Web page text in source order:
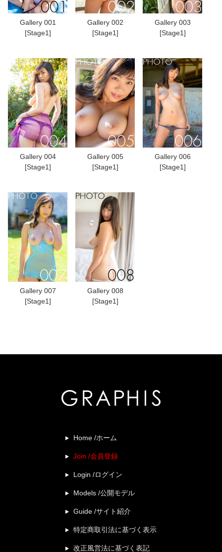
Gallery 001
[Stage1]
Gallery 002
[Stage1]
Gallery 003
[Stage1]
Gallery 004
[Stage1]
Gallery 005
[Stage1]
Gallery 006
[Stage1]
Gallery 007
[Stage1]
Gallery 008
[Stage1]
Home /ホーム
Join /会員登録
Login /ログイン
Models /公開モデル
Guide /サイト紹介
特定商取引法に基づく表示
改正風営法に基づく表記